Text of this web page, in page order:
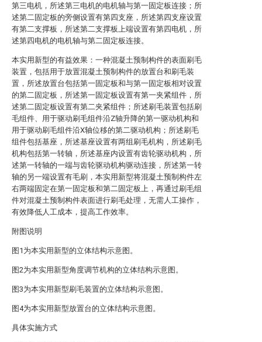
第三电机，所述第三电机的电机轴与第一固定板连接；所
述第二固定板的旁侧设置有第四支座，所述第四支座设置
有第二支撑板，所述第二支撑板上端设置有第四电机，所
述第四电机的电机轴与第二固定板连接。
本实用新型的有益效果：一种混凝土预制构件的表面刷毛
装置，包括用于放置混凝土预制构件的放置台和刷毛装
置，所述放置台包括第一固定板和与第一固定板相对设置
的第二固定板，所述第一固定板设置有第一夹紧组件，所
述第二固定板设置有第二夹紧组件；所述刷毛装置包括刷
毛组件、用于驱动刷毛组件沿Z轴升降的第一驱动机构和
用于驱动刷毛组件沿X轴位移的第二驱动机构；所述刷毛
组件包括基座，所述基座设置有两组刷毛机构，所述刷毛
机构包括第一转轴，所述基座内设置有齿轮驱动机构，所
述第一转轴的一端与齿轮驱动机构驱动连接，所述第一转
轴的另一端设置有毛刷，本实用新型将混凝土预制构件左
右两端固定在第一固定板和第二固定板上，再通过刷毛组
件对混凝土预制构件表面进行刷毛处理，无需人工操作，
有效降低人工成本，提高工作效率。
附图说明
图1为本实用新型的立体结构示意图。
图2为本实用新型角度调节机构的立体结构示意图。
图3为本实用新型刷毛装置的立体结构示意图。
图4为本实用新型放置台的立体结构示意图。
具体实施方式